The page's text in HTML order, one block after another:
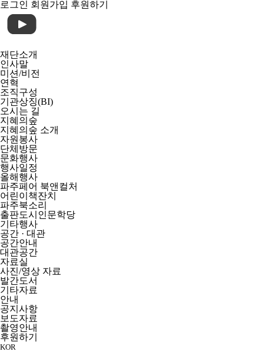
로그인 회원가입 후원하기
재단소개
인사말
미션/비전
연혁
조직구성
기관상징(BI)
오시는 길
지혜의숲
지혜의숲 소개
자원봉사
단체방문
문화행사
행사일정
올해행사
파주페어 북앤컬처
어린이책잔치
파주북소리
출판도시인문학당
기타행사
공간 · 대관
공간안내
대관공간
자료실
사진/영상 자료
발간도서
기타자료
안내
공지사항
보도자료
촬영안내
후원하기
KOR